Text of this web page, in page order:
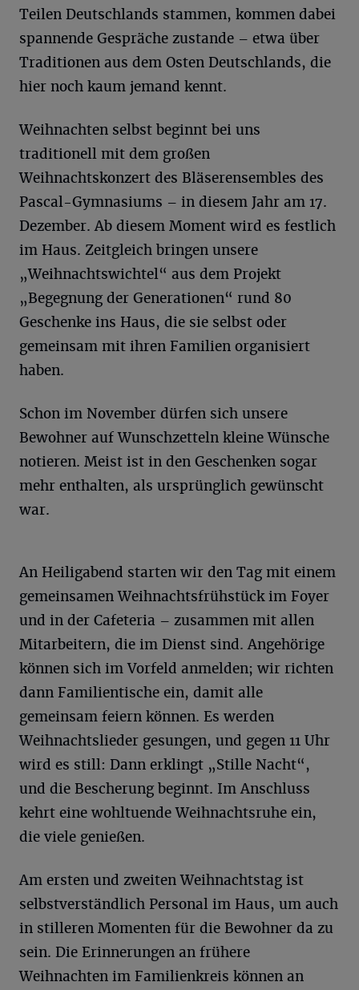
Teilen Deutschlands stammen, kommen dabei
spannende Gespräche zustande – etwa über
Traditionen aus dem Osten Deutschlands, die
hier noch kaum jemand kennt.
Weihnachten selbst beginnt bei uns
traditionell mit dem großen
Weihnachtskonzert des Bläserensembles des
Pascal-Gymnasiums – in diesem Jahr am 17.
Dezember. Ab diesem Moment wird es festlich
im Haus. Zeitgleich bringen unsere
„Weihnachtswichtel“ aus dem Projekt
„Begegnung der Generationen“ rund 80
Geschenke ins Haus, die sie selbst oder
gemeinsam mit ihren Familien organisiert
haben.
Schon im November dürfen sich unsere
Bewohner auf Wunschzetteln kleine Wünsche
notieren. Meist ist in den Geschenken sogar
mehr enthalten, als ursprünglich gewünscht
war.
An Heiligabend starten wir den Tag mit einem
gemeinsamen Weihnachtsfrühstück im Foyer
und in der Cafeteria – zusammen mit allen
Mitarbeitern, die im Dienst sind. Angehörige
können sich im Vorfeld anmelden; wir richten
dann Familientische ein, damit alle
gemeinsam feiern können. Es werden
Weihnachtslieder gesungen, und gegen 11 Uhr
wird es still: Dann erklingt „Stille Nacht“,
und die Bescherung beginnt. Im Anschluss
kehrt eine wohltuende Weihnachtsruhe ein,
die viele genießen.
Am ersten und zweiten Weihnachtstag ist
selbstverständlich Personal im Haus, um auch
in stilleren Momenten für die Bewohner da zu
sein. Die Erinnerungen an frühere
Weihnachten im Familienkreis können an